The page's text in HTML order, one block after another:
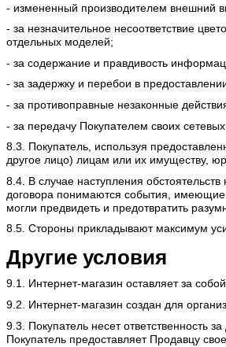
- измененный производителем внешний
- за незначительное несоответствие
отдельных моделей;
- за содержание и правдивость
- за задержку и перебои в
- за противоправные незаконные
- за передачу Покупателем своих
8.3. Покупатель, используя
другое лицо) лицам или их имуществу,
8.4. В случае наступления
договора понимаются события,
могли предвидеть и предотвратить
8.5. Стороны прикладывают максимум
Другие условия
9.1. Интернет-магазин оставляет за
9.2. Интернет-магазин создан для
9.3. Покупатель несет ответственность
Покупатель предоставляет Продавцу